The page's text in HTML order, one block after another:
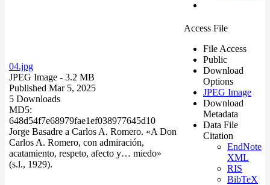
04.jpg
JPEG Image - 3.2 MB
Published Mar 5, 2025
5 Downloads
MD5:
648d54f7e68979fae1ef038977645d10
Jorge Basadre a Carlos A. Romero. «A Don
Carlos A. Romero, con admiración,
acatamiento, respeto, afecto y… miedo»
(s.l., 1929).
Access File
File Access
Public
Download
Options
JPEG Image
Download
Metadata
Data File
Citation
EndNote
XML
RIS
BibTeX